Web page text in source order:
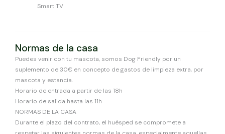
Smart TV
Normas de la casa
Puedes venir con tu mascota, somos Dog Friendly por un
suplemento de 30€ en concepto de gastos de limpieza extra, por
mascota y estancia.
Horario de entrada a partir de las 18h
Horario de salida hasta las 11h
NORMAS DE LA CASA
Durante el plazo del contrato, el huésped se compromete a